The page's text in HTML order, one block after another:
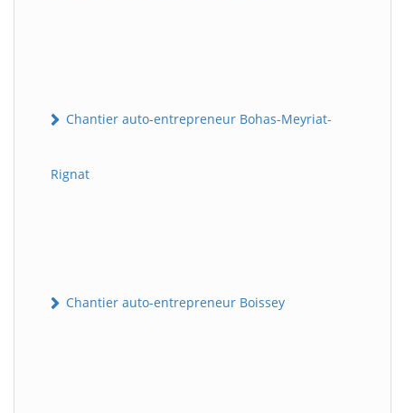
Chantier auto-entrepreneur Bohas-Meyriat-
Rignat
Chantier auto-entrepreneur Boissey